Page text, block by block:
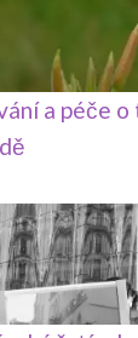
a péče